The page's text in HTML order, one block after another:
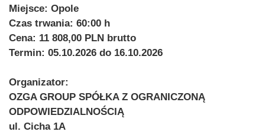
Miejsce: Opole
Czas trwania: 60:00 h
Cena: 11 808,00 PLN brutto
Termin: 05.10.2026 do 16.10.2026
Organizator:
OZGA GROUP SPÓŁKA Z OGRANICZONĄ
ODPOWIEDZIALNOŚCIĄ
ul. Cicha 1A